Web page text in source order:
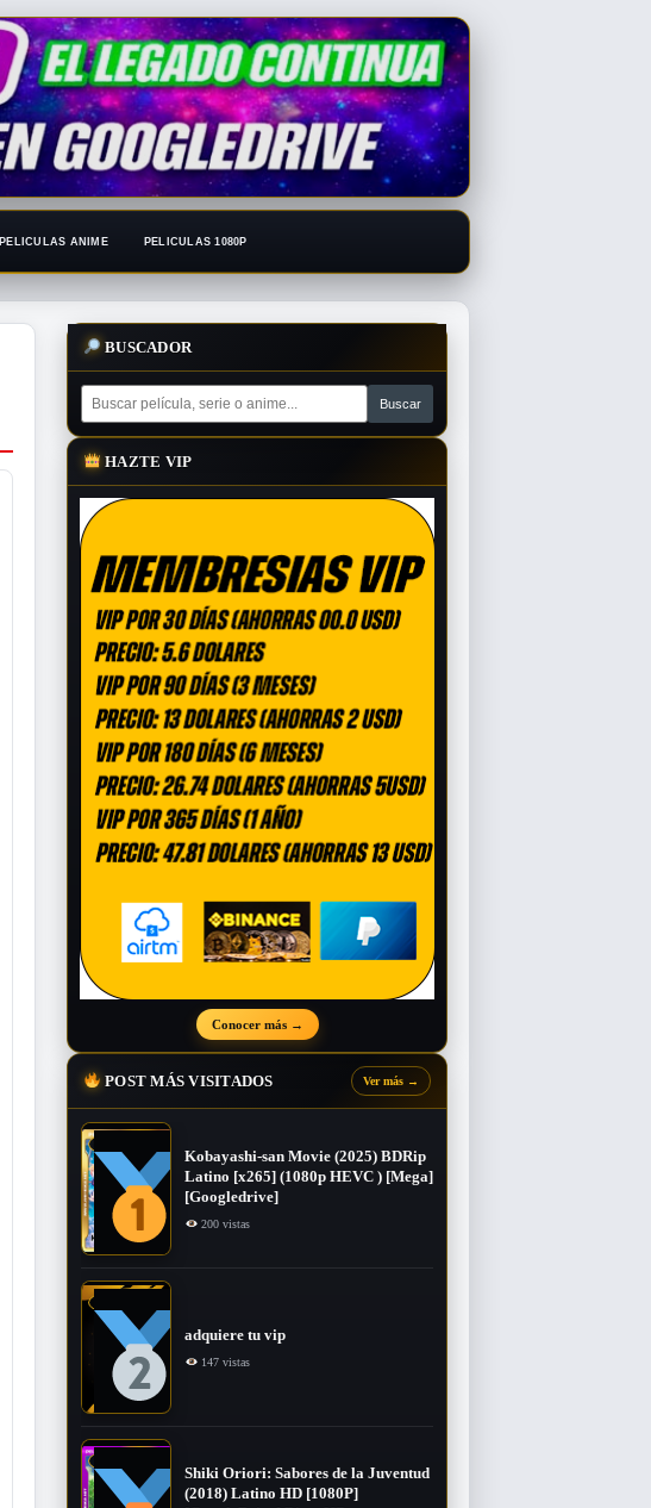
PELICULAS ANIME PELICULAS 1080P
BUSCADOR
HAZTE VIP
Conocer más →
POST MÁS VISITADOS Ver más →
Kobayashi-san Movie (2025) BDRip
Latino [x265] (1080p HEVC ) [Mega]
[Googledrive]
200 vistas
adquiere tu vip
147 vistas
Shiki Oriori: Sabores de la Juventud
(2018) Latino HD [1080P]